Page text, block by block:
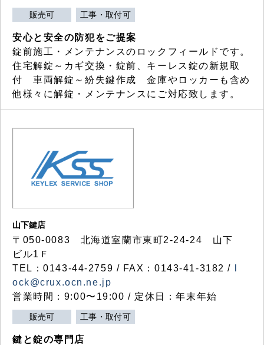
販売可 工事・取付可
安心と安全の防犯をご提案
錠前施工・メンテナンスのロックフィールドです。
住宅解錠～カギ交換・錠前、キーレス錠の新規取
付 車両解錠～紛失鍵作成 金庫やロッカーも含め
他様々に解錠・メンテナンスにご対応致します。
山下鍵店
〒050-0083 北海道室蘭市東町2-24-24 山下
ビル1Ｆ
TEL：0143-44-2759 / FAX：0143-41-3182 /
ock@crux.ocn.ne.jp
営業時間：9:00〜19:00 / 定休日：年末年始
販売可 工事・取付可
鍵と錠の専門店